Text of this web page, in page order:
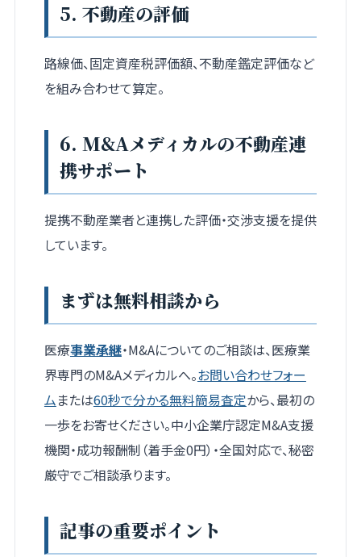
5. 不動産の評価
路線価、固定資産税評価額、不動産鑑定評価など
を組み合わせて算定。
6. M&Aメディカルの不動産連
携サポート
提携不動産業者と連携した評価・交渉支援を提供
しています。
まずは無料相談から
医療事業承継・M&Aについてのご相談は、医療業
界専門のM&Aメディカルへ。お問い合わせフォー
ムまたは60秒で分かる無料簡易査定から、最初の
一歩をお寄せください。中小企業庁認定M&A支援
機関・成功報酬制（着手金0円）・全国対応で、秘密
厳守でご相談承ります。
記事の重要ポイント